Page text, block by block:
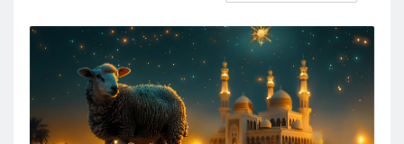
Кызылорда
Павлодар
Петропавловск
Семей
Талдыкорган